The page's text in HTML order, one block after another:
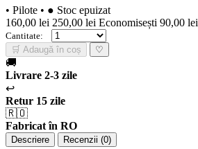
• Pilote • ● Stoc epuizat
160,00 lei 250,00 lei Economisești 90,00 lei
Cantitate:
🛒 Adaugă în coș
♡
🚚
Livrare 2-3 zile
↩️
Retur 15 zile
🇷🇴
Fabricat în RO
Descriere Recenzii (0)